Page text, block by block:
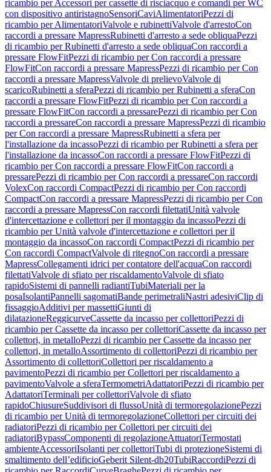
ricambio per Accessori per cassette di risciacquo e comandi per WC
con dispositivo antiristagnoSensoriCaviAlimentatoriPezzi di
ricambio per AlimentatoriValvole e rubinettiValvole d'arrestoCon
raccordi a pressare MapressRubinetti d'arresto a sede obliquaPezzi
di ricambio per Rubinetti d'arresto a sede obliquaCon raccordi a
pressare FlowFitPezzi di ricambio per Con raccordi a pressare
FlowFitCon raccordi a pressare MapressPezzi di ricambio per Con
raccordi a pressare MapressValvole di prelievoValvole di
scaricoRubinetti a sferaPezzi di ricambio per Rubinetti a sferaCon
raccordi a pressare FlowFitPezzi di ricambio per Con raccordi a
pressare FlowFitCon raccordi a pressarePezzi di ricambio per Con
raccordi a pressareCon raccordi a pressare MapressPezzi di ricambio
per Con raccordi a pressare MapressRubinetti a sfera per
l'installazione da incassoPezzi di ricambio per Rubinetti a sfera per
l'installazione da incassoCon raccordi a pressare FlowFitPezzi di
ricambio per Con raccordi a pressare FlowFitCon raccordi a
pressarePezzi di ricambio per Con raccordi a pressareCon raccordi
VolexCon raccordi CompactPezzi di ricambio per Con raccordi
CompactCon raccordi a pressare MapressPezzi di ricambio per Con
raccordi a pressare MapressCon raccordi filettatiUnità valvole
d'intercettazione e collettori per il montaggio da incassoPezzi di
ricambio per Unità valvole d'intercettazione e collettori per il
montaggio da incassoCon raccordi CompactPezzi di ricambio per
Con raccordi CompactValvole di ritegnoCon raccordi a pressare
MapressCollegamenti idrici per contatore dell'acquaCon raccordi
filettatiValvole di sfiato per riscaldamentoValvole di sfiato
rapidoSistemi di pannelli radiantiTubiMateriali per la
posaIsolantiPannelli sagomatiBande perimetraliNastri adesiviClip di
fissaggioAdditivi per massettiGiunti di
dilatazioneReggicurveCassette da incasso per collettoriPezzi di
ricambio per Cassette da incasso per collettoriCassette da incasso per
collettori, in metalloPezzi di ricambio per Cassette da incasso per
collettori, in metalloAssortimento di collettoriPezzi di ricambio per
Assortimento di collettoriCollettori per riscaldamento a
pavimentoPezzi di ricambio per Collettori per riscaldamento a
pavimentoValvole a sferaTermometriAdattatoriPezzi di ricambio per
AdattatoriTerminali per collettoriValvole di sfiato
rapidoChiusureSuddivisori di flussoUnità di termoregolazionePezzi
di ricambio per Unità di termoregolazioneCollettori per circuiti dei
radiatoriPezzi di ricambio per Collettori per circuiti dei
radiatoriBypassComponenti di regolazioneAttuatoriTermostati
ambienteAccessoriIsolanti per collettoriTubi di protezioneSistemi di
smaltimento dell’edificioGeberit Silent-db20TubiRaccordiPezzi di